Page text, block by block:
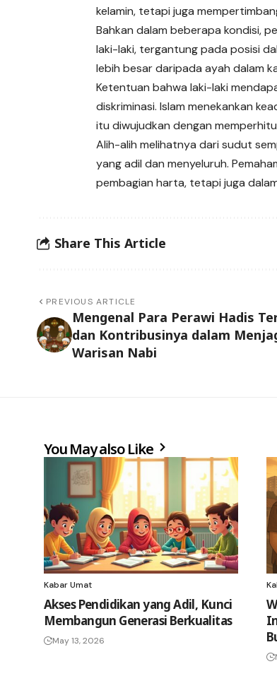
kelamin, tetapi juga
Bahkan dalam beberapa kondisi,
laki-laki, tergantung pada posisi
lebih besar daripada ayah dalam
Ketentuan bahwa laki-laki
diskriminasi. Islam menekankan
itu diwujudkan dengan
Alih-alih melihatnya dari sudut
yang adil dan menyeluruh.
pembagian harta, tetapi juga
Share This Article
PREVIOUS ARTICLE
Mengenal Para Perawi Hadis
dan Kontribusinya dalam
Warisan Nabi
You May also Like
Kabar Umat
Akses Pendidikan yang Adil, Kunci
Membangun Generasi Berkualitas
May 13, 2026